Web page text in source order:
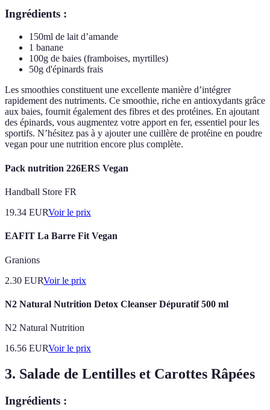
Ingrédients :
150ml de lait d’amande
1 banane
100g de baies (framboises, myrtilles)
50g d'épinards frais
Les smoothies constituent une excellente manière d’intégrer
rapidement des nutriments. Ce smoothie, riche en antioxydants grâce
aux baies, fournit également des fibres et des protéines. En ajoutant
des épinards, vous augmentez votre apport en fer, essentiel pour les
sportifs. N’hésitez pas à y ajouter une cuillère de protéine en poudre
vegan pour une nutrition encore plus complète.
Pack nutrition 226ERS Vegan
Handball Store FR
19.34 EURVoir le prix
EAFIT La Barre Fit Vegan
Granions
2.30 EURVoir le prix
N2 Natural Nutrition Detox Cleanser Dépuratif 500 ml
N2 Natural Nutrition
16.56 EURVoir le prix
3. Salade de Lentilles et Carottes Râpées
Ingrédients :